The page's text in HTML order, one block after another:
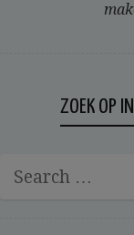
ZOEK OP